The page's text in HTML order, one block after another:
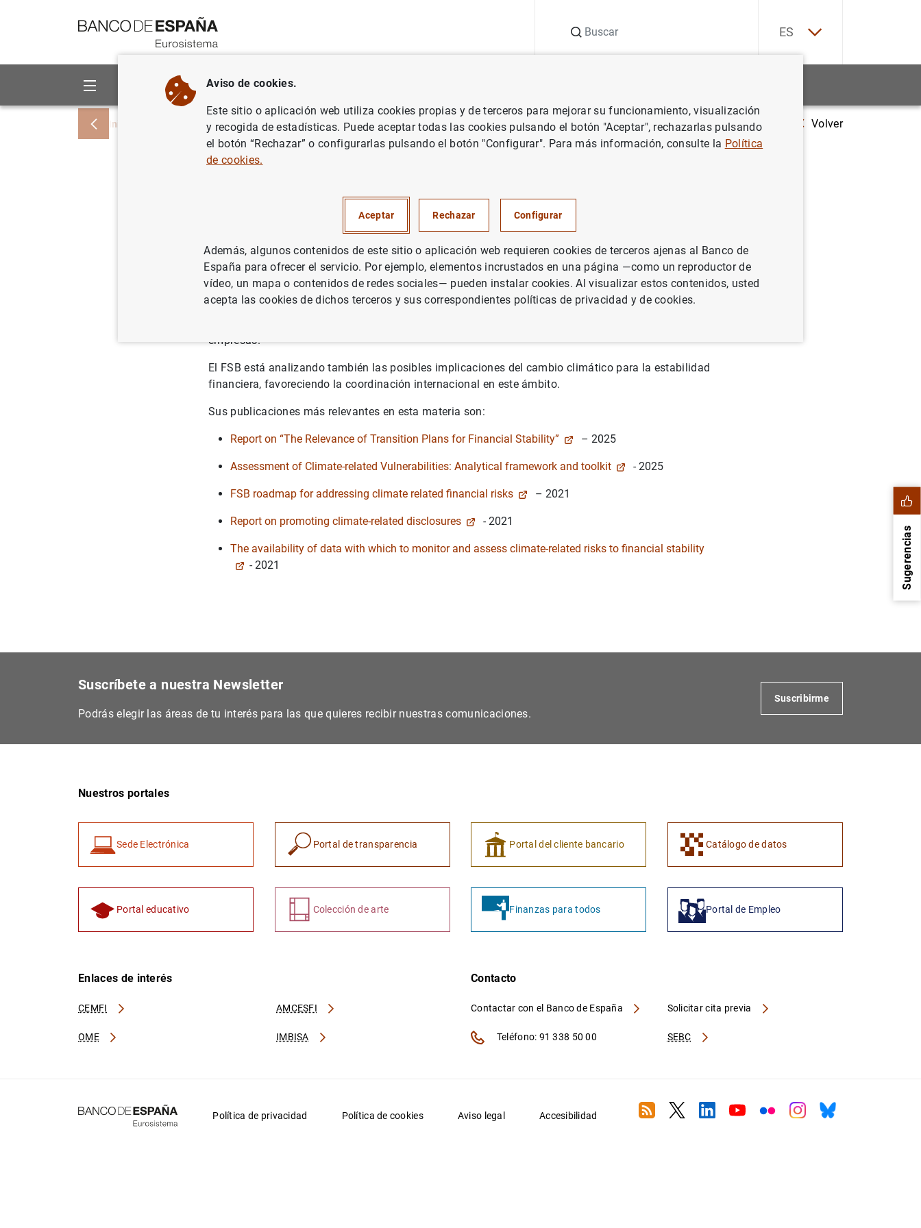
ES
Sobre el Banco Áreas de actuación
Inicio Áreas de actuación Sostenibilidad medioambiental Foros internacionales de los que es miembro el Banco de España Consejo de Estabilidad Financiera (FSB)
Volver
ElFSB promovió la creación delTask Force on Climate-related Financial Disclosures
(TCFD).
El TCFD es un grupo de trabajo formado por expertos del sector financiero y de diferentes
mercados. Desde su creación en 2015, las recomendaciones del TCFD se han convertido en un
empresas.
El FSB está analizando también las posibles implicaciones del cambio climático para la estabilidad
financiera, favoreciendo la coordinación internacional en este ámbito.
Sus publicaciones más relevantes en esta materia son:
Report on “The Relevance of Transition Plans for Financial Stability” – 2025
Assessment of Climate-related Vulnerabilities: Analytical framework and toolkit - 2025
FSB roadmap for addressing climate related financial risks – 2021
Report on promoting climate-related disclosures - 2021
The availability of data with which to monitor and assess climate-related risks to financial stability
- 2021
Sugerencias
1
Suscríbete a nuestra Newsletter
Podrás elegir las áreas de tu interés para las que quieres recibir nuestras comunicaciones.
Suscribirme
Nuestros portales
Sede Electrónica Portal de transparencia Portal del cliente bancario Catálogo de datos
Portal educativo Colección de arte Finanzas para todos Portal de Empleo
Enlaces de interés
CEMFI AMCESFI
OME IMBISA
Contacto
Contactar con el Banco de España
SEBC
Solicitar cita previa
Teléfono: 91 338 50 00
Política de privacidad Política de cookies Aviso legal Accesibilidad RSS TwitterLinkedin
YoutubeFlickrInstagram
Bluesky
Aviso de cookies.
Este sitio o aplicación web utiliza cookies propias y de terceros para mejorar su funcionamiento, visualización
y recogida de estadísticas. Puede aceptar todas las cookies pulsando el botón "Aceptar", rechazarlas pulsando
el botón “Rechazar” o configurarlas pulsando el botón "Configurar". Para más información, consulte la Política
de cookies.
Aceptar Rechazar Configurar
Además, algunos contenidos de este sitio o aplicación web requieren cookies de terceros ajenas al Banco de
España para ofrecer el servicio. Por ejemplo, elementos incrustados en una página —como un reproductor de
vídeo, un mapa o contenidos de redes sociales— pueden instalar cookies. Al visualizar estos contenidos, usted
acepta las cookies de dichos terceros y sus correspondientes políticas de privacidad y de cookies.